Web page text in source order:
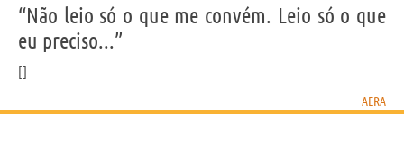
“Não leio só o que me convém. Leio só o que
eu preciso...”
AERA